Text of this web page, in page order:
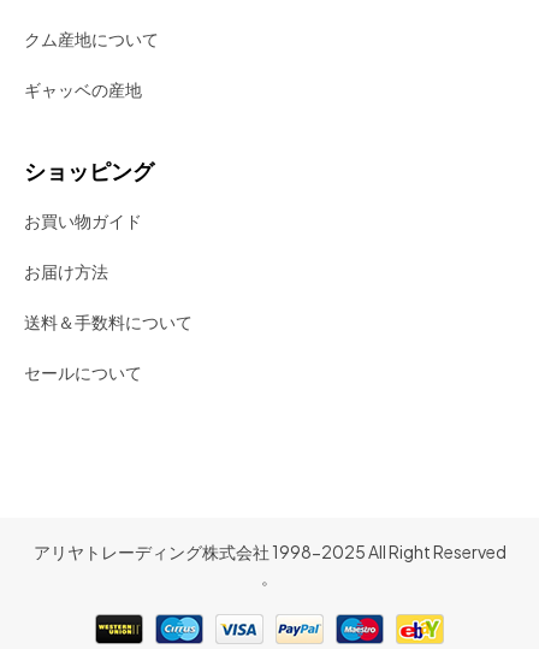
クム産地について
ギャッベの産地
ショッピング
お買い物ガイド
お届け方法
送料＆手数料について
セールについて
アリヤトレーディング株式会社 1998-2025 All Right Reserved
。